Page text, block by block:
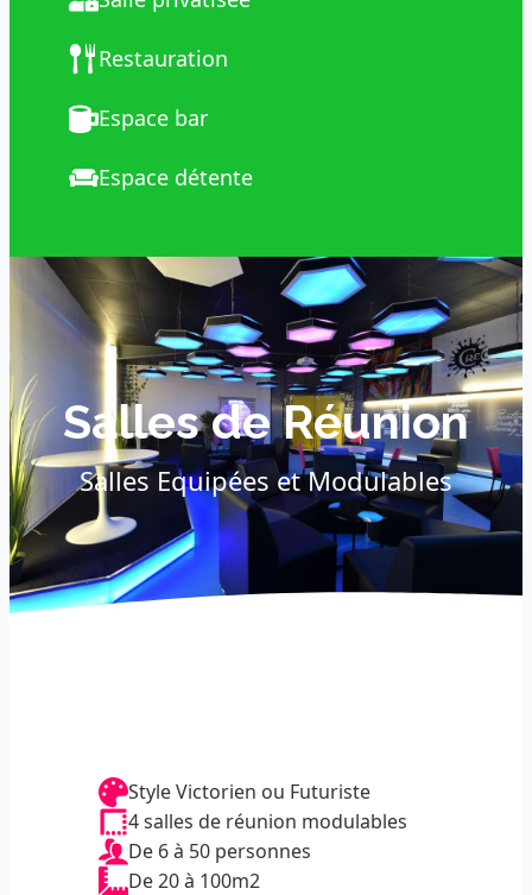
Restauration
Espace bar
Espace détente
Salles de Réunion
Salles Equipées et Modulables
Style Victorien ou Futuriste
4 salles de réunion modulables
De 6 à 50 personnes
De 20 à 100m2